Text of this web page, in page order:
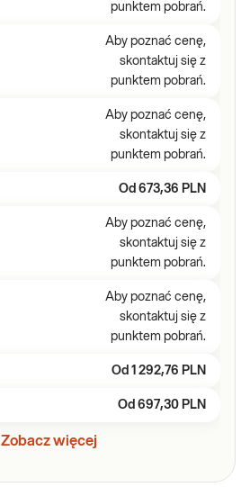
punktem pobrań.
Aby poznać cenę,
skontaktuj się z
punktem pobrań.
Aby poznać cenę,
skontaktuj się z
punktem pobrań.
Od 673,36 PLN
Aby poznać cenę,
skontaktuj się z
punktem pobrań.
Aby poznać cenę,
skontaktuj się z
punktem pobrań.
Od 1 292,76 PLN
Od 697,30 PLN
Zobacz więcej